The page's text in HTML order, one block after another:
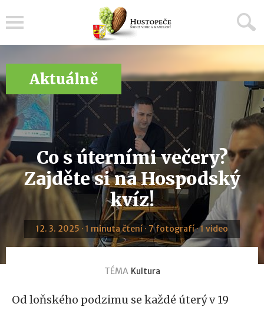
Aktuálně
Co s úterními večery?
Zajděte si na Hospodský
kvíz!
12. 3. 2025 · 1 minuta čtení · 7 fotografí · 1 video
TÉMA Kultura
Od loňského podzimu se každé úterý v 19